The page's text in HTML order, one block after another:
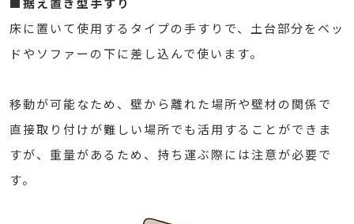
床に置いて使用するタイプの手すりで、土台部分をベッ
ドやソファーの下に差し込んで使います。
移動が可能なため、壁から離れた場所や壁材の関係で
直接取り付けが難しい場所でも活用することができま
すが、重量があるため、持ち運ぶ際には注意が必要で
す。